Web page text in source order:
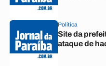
Política
Site da
ataque de